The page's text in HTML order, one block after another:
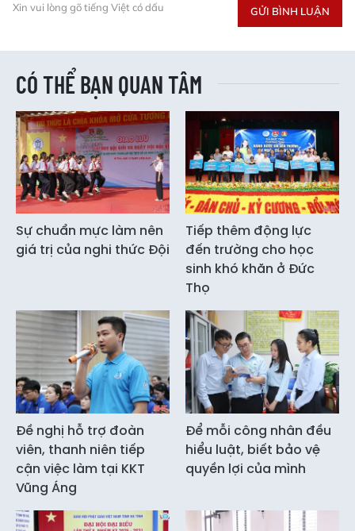
Xin vui lòng gõ tiếng Việt có dấu GỬI BÌNH LUẬN
CÓ THỂ BẠN QUAN TÂM
Sự chuẩn mực làm nên
giá trị của nghi thức Đội
Tiếp thêm động lực
đến trường cho học
sinh khó khăn ở Đức
Thọ
Đề nghị hỗ trợ đoàn
viên, thanh niên tiếp
cận việc làm tại KKT
Vũng Áng
Để mỗi công nhân đều
hiểu luật, biết bảo vệ
quyền lợi của mình